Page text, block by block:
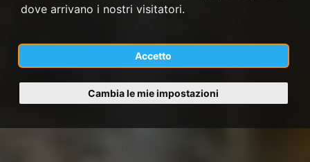
dove arrivano i nostri visitatori.
Accetto
Cambia le mie impostazioni